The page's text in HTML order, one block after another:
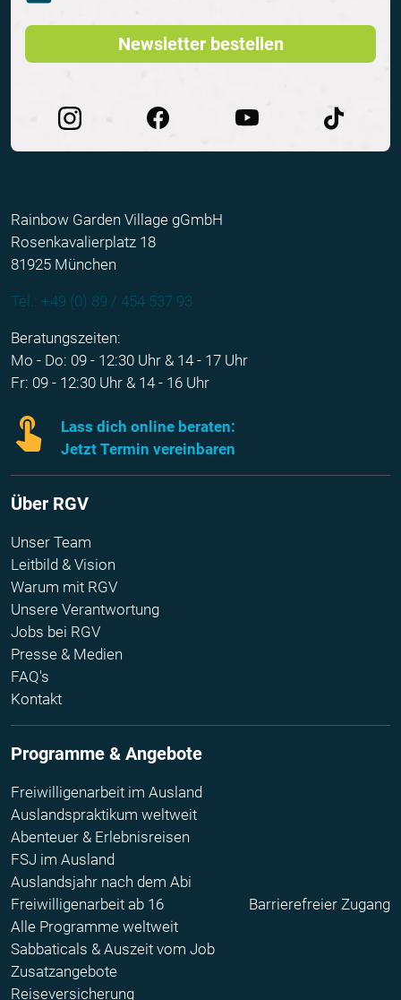
Newsletter bestellen
Rainbow Garden Village gGmbH
Rosenkavalierplatz 18
81925 München
Tel.: +49 (0) 89 / 454 537 93
Beratungszeiten:
Mo - Do: 09 - 12:30 Uhr & 14 - 17 Uhr
Fr: 09 - 12:30 Uhr & 14 - 16 Uhr
Lass dich online beraten:
Jetzt Termin vereinbaren
Über RGV
Unser Team
Leitbild & Vision
Warum mit RGV
Unsere Verantwortung
Jobs bei RGV
Presse & Medien
FAQ's
Kontakt
Programme & Angebote
Freiwilligenarbeit im Ausland
Auslandspraktikum weltweit
Abenteuer & Erlebnisreisen
FSJ im Ausland
Auslandsjahr nach dem Abi
Freiwilligenarbeit ab 16
Alle Programme weltweit
Sabbaticals & Auszeit vom Job
Zusatzangebote
Reiseversicherung
Barrierefreier Zugang